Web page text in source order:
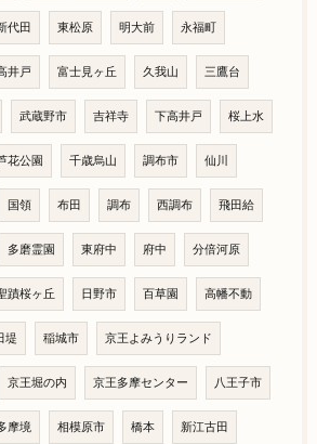
代田 東松原 明大前 永福町
井戸 富士見ヶ丘 久我山 三鷹台
武蔵野市 吉祥寺 下高井戸 桜上水
花公園 千歳烏山 調布市 仙川
国領 布田 調布 西調布 飛田給
多磨霊園 東府中 府中 分倍河原
蹟桜ヶ丘 日野市 百草園 高幡不動
堤 稲城市 京王よみうりランド
京王堀の内 京王多摩センター 八王子市
摩境 相模原市 橋本 新江古田